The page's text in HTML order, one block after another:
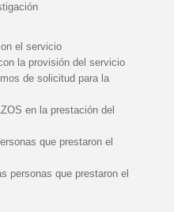
el servicio
la provisión del servicio
de solicitud para la
en la prestación del
que prestaron el
personas que prestaron el